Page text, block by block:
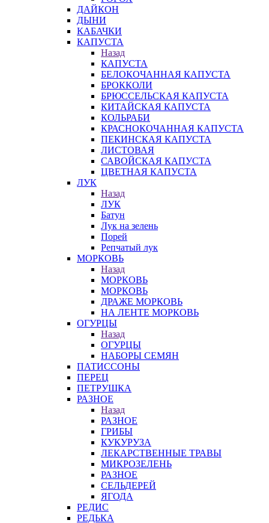
ДАЙКОН
ДЫНИ
КАБАЧКИ
КАПУСТА
Назад
КАПУСТА
БЕЛОКОЧАННАЯ КАПУСТА
БРОККОЛИ
БРЮССЕЛЬСКАЯ КАПУСТА
КИТАЙСКАЯ КАПУСТА
КОЛЬРАБИ
КРАСНОКОЧАННАЯ КАПУСТА
ПЕКИНСКАЯ КАПУСТА
ЛИСТОВАЯ
САВОЙСКАЯ КАПУСТА
ЦВЕТНАЯ КАПУСТА
ЛУК
Назад
ЛУК
Батун
Лук на зелень
Порей
Репчатый лук
МОРКОВЬ
Назад
МОРКОВЬ
МОРКОВЬ
ДРАЖЕ МОРКОВЬ
НА ЛЕНТЕ МОРКОВЬ
ОГУРЦЫ
Назад
ОГУРЦЫ
НАБОРЫ СЕМЯН
ПАТИССОНЫ
ПЕРЕЦ
ПЕТРУШКА
РАЗНОЕ
Назад
РАЗНОЕ
ГРИБЫ
КУКУРУЗА
ЛЕКАРСТВЕННЫЕ ТРАВЫ
МИКРОЗЕЛЕНЬ
РАЗНОЕ
СЕЛЬДЕРЕЙ
ЯГОДА
РЕДИС
РЕДЬКА